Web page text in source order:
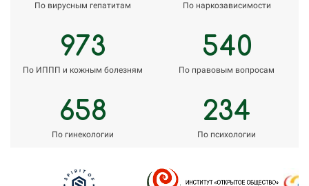
По вирусным гепатитам По наркозависимости
973
По ИППП и кожным болезням
540
По правовым вопросам
658
По гинекологии
234
По психологии